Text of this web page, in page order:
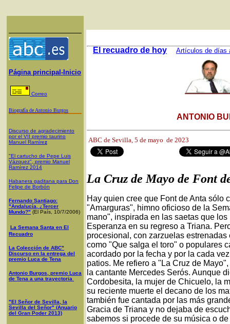
Página principal-Inicio
Correo
Biografía de Antonio Burgos
Discurso de agradecimiento
por el VII premio taurino
Manuel Ramírez
"El cartucho de Pepe Luis
Vázquez", premio Manuel
Ramírez 2014
Habanera gaditana para Don
Felipe de Borbón
Fernando Santiago:
"Andalucía, ¿Tercer
Mundo?" (El País, 10/7/2006)
La Semana Santa en El
Recuadro
La Colección de ABC"
Discurso en la entrega del
premio Luca de Tena
Antonio Burgos, premio Luca
de Tena a una trayectoria
"El Señor de Sevilla, la
Sevilla del Señor" (Anuario
del Gran Poder 2013)
El recuadro de hoy Artículos de días
ANTONIO
ABC de Sevilla, 5 de mayo de 2023
La Cruz de Mayo de Font
Hay quien cree que Font de Anta sólo
"Amarguras", himno oficioso de la
mano", inspirada en las saetas que
Esperanza en su regreso a Triana.
procesional, con zarzuelas
como "Que salga el toro" o populares
acordado por la fecha y por la cada
patios. Me refiero a "La Cruz de
la cantante Mercedes Serós. Aunque
Cordobesita, la mujer de Chicuelo, la
su reciente muerte el decano de los
también fue cantada por las más
Gracia de Triana y no dejaba de
sabemos si procede de su música o